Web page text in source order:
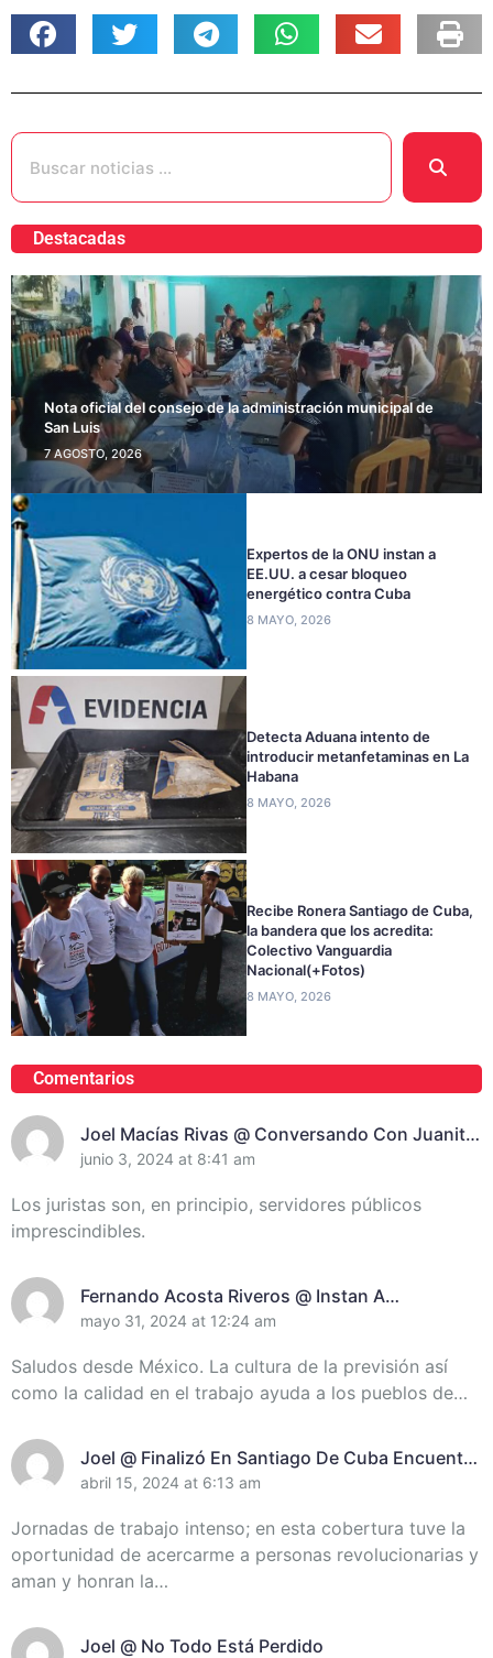
Destacadas
Nota oficial del consejo de la administración municipal de
San Luis
7 AGOSTO, 2026
Expertos de la ONU instan a
EE.UU. a cesar bloqueo
energético contra Cuba
8 MAYO, 2026
Detecta Aduana intento de
introducir metanfetaminas en La
Habana
8 MAYO, 2026
Recibe Ronera Santiago de Cuba,
la bandera que los acredita:
Colectivo Vanguardia
Nacional(+Fotos)
8 MAYO, 2026
Comentarios
Joel Macías Rivas @ Conversando Con Juanita
Randich, Presidenta De La Unión De Juristas En
junio 3, 2024 at 8:41 am
Los juristas son, en principio, servidores públicos
imprescindibles.
Fernando Acosta Riveros @ Instan A
Incrementar El Control De Recursos En
mayo 31, 2024 at 12:24 am
Saludos desde México. La cultura de la previsión así
como la calidad en el trabajo ayuda a los pueblos de…
Joel @ Finalizó En Santiago De Cuba Encuentro
De Miembros Del Destacamento Pedagógico
abril 15, 2024 at 6:13 am
Jornadas de trabajo intenso; en esta cobertura tuve la
oportunidad de acercarme a personas revolucionarias y
aman y honran la…
Joel @ No Todo Está Perdido